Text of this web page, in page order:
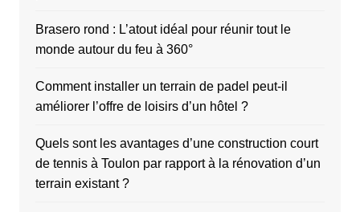
Brasero rond : L’atout idéal pour réunir tout le
monde autour du feu à 360°
Comment installer un terrain de padel peut-il
améliorer l’offre de loisirs d’un hôtel ?
Quels sont les avantages d’une construction court
de tennis à Toulon par rapport à la rénovation d’un
terrain existant ?